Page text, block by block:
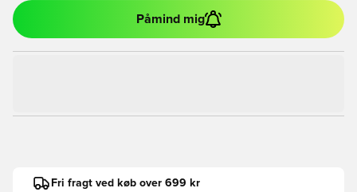
Påmind mig
Fri fragt ved køb over 699 kr